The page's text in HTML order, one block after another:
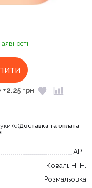
+2.25 грн
(0)Доставка та оплата
АРТ
Коваль Н. Н.
Розмальовка